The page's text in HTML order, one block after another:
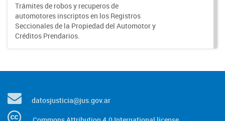
Trámites de robos y recuperos de
automotores inscriptos en los Registros
Seccionales de la Propiedad del Automotor y
Créditos Prendarios.
datosjusticia@jus.gov.ar